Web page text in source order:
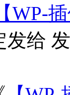
【WP-
发给